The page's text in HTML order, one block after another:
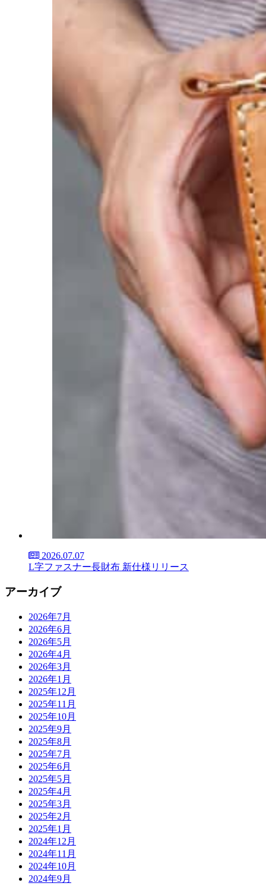
2026.07.07
L字ファスナー長財布 新仕様リリース
アーカイブ
2026年7月
2026年6月
2026年5月
2026年4月
2026年3月
2026年1月
2025年12月
2025年11月
2025年10月
2025年9月
2025年8月
2025年7月
2025年6月
2025年5月
2025年4月
2025年3月
2025年2月
2025年1月
2024年12月
2024年11月
2024年10月
2024年9月